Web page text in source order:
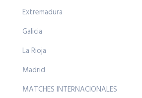
Extremadura
Galicia
La Rioja
Madrid
MATCHES INTERNACIONALES